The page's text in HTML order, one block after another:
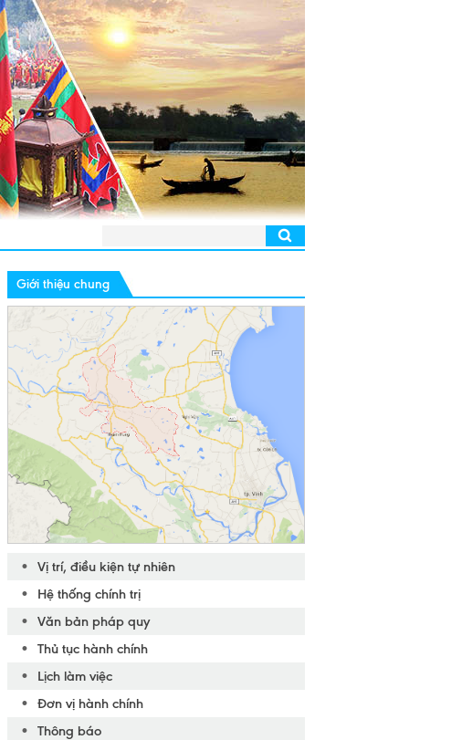
Giới thiệu chung
Vị trí, điều kiện tự nhiên
Hệ thống chính trị
Văn bản pháp quy
Thủ tục hành chính
Lịch làm việc
Đơn vị hành chính
Thông báo